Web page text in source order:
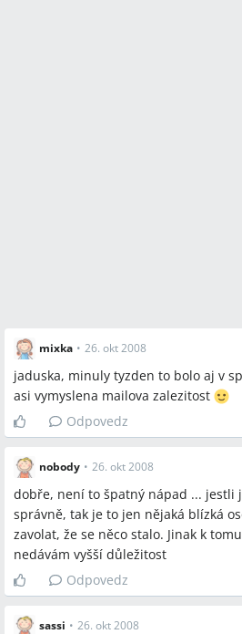
mixka • 26. okt 2008
jaduska, minuly tyzden to bolo aj v
asi vymyslena mailova zalezitost
Odpovedz
nobody • 26. okt 2008
dobře, není to špatný nápad ... jestli
správně, tak je to jen nějaká blízká
zavolat, že se něco stalo. Jinak k
nedávám vyšší důležitost
Odpovedz
sassi • 26. okt 2008